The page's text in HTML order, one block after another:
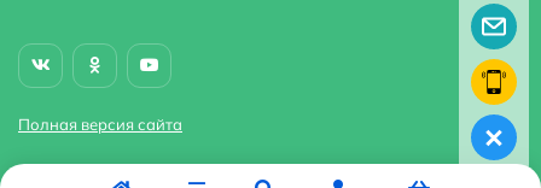
Полная версия сайта